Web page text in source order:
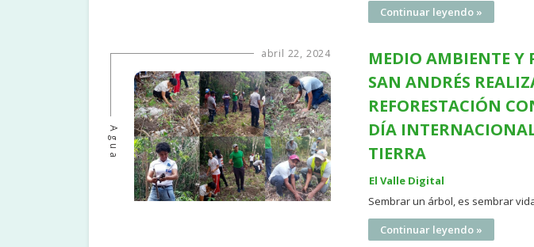
Continuar leyendo »
abril 22, 2024
Agua
MEDIO AMBIENTE Y
SAN ANDRÉS
REFORESTACIÓN
DÍA
TIERRA
El Valle Digital
Sembrar un árbol, es sembrar
Continuar leyendo »